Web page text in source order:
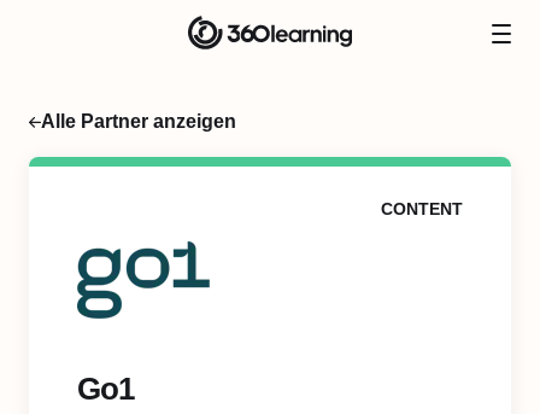
Alle Partner anzeigen
CONTENT
Go1